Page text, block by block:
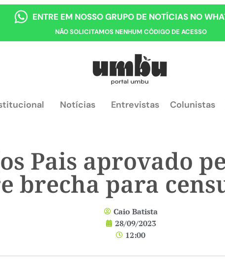
ENTRE EM NOSSO GRUPO DE NOTÍCIAS NO
NÃO SOLICITAMOS NENHUM CÓDIGO DE ACESSO
Notícias Entrevistas Colunistas
Pais aprovado
brecha para
Caio Batista
28/09/2023
12:00